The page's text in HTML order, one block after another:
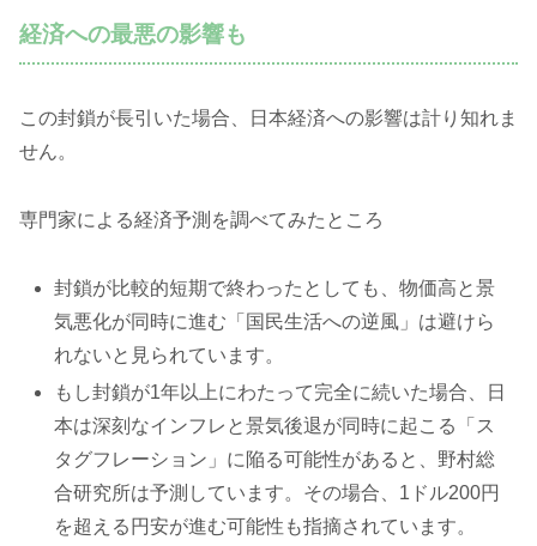
経済への最悪の影響も
この封鎖が長引いた場合、日本経済への影響は計り知れま
せん。
専門家による経済予測を調べてみたところ
封鎖が比較的短期で終わったとしても、物価高と景
気悪化が同時に進む「国民生活への逆風」は避けら
れないと見られています。
もし封鎖が1年以上にわたって完全に続いた場合、日
本は深刻なインフレと景気後退が同時に起こる「ス
タグフレーション」に陥る可能性があると、野村総
合研究所は予測しています。その場合、1ドル200円
を超える円安が進む可能性も指摘されています。